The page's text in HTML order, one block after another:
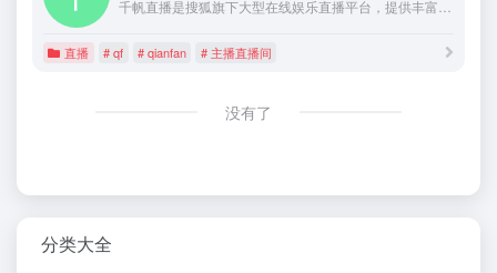
直播 # qf # qianfan # 主播直播间
没有了
分类大全